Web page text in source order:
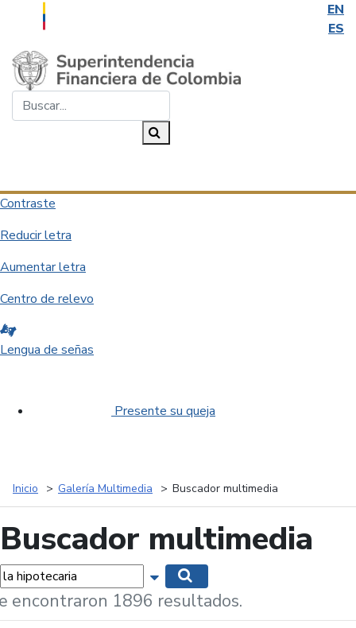
EN
ES
Saltar al contenido principal
Contraste
Reducir letra
Aumentar letra
Centro de relevo
Lengua de señas
Presente su queja
Inicio Galería Multimedia Buscador multimedia
Buscador multimedia
Mostrar opciones de búsqueda
encontraron 1896 resultados.